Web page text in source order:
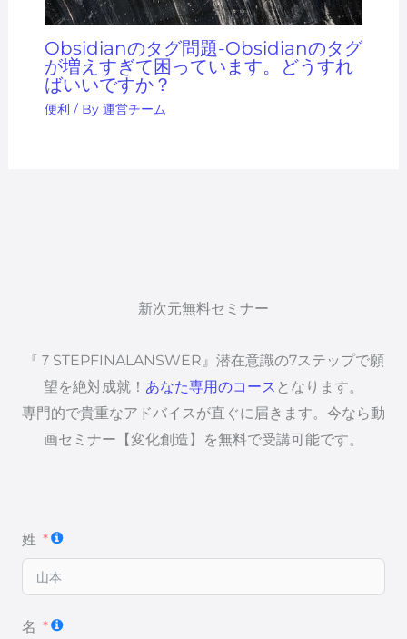
Obsidianのタグ問題-Obsidianのタグ
が増えすぎて困っています。どうすれ
ばいいですか？
便利 / By 運営チーム
新次元無料セミナー
『７STEPFINALANSWER』潜在意識の7ステップで願
望を絶対成就！ あなた専用のコース となります。
専門的で貴重なアドバイスが直ぐに届きます。今なら動
画セミナー【変化創造】を無料で受講可能です。
姓
名